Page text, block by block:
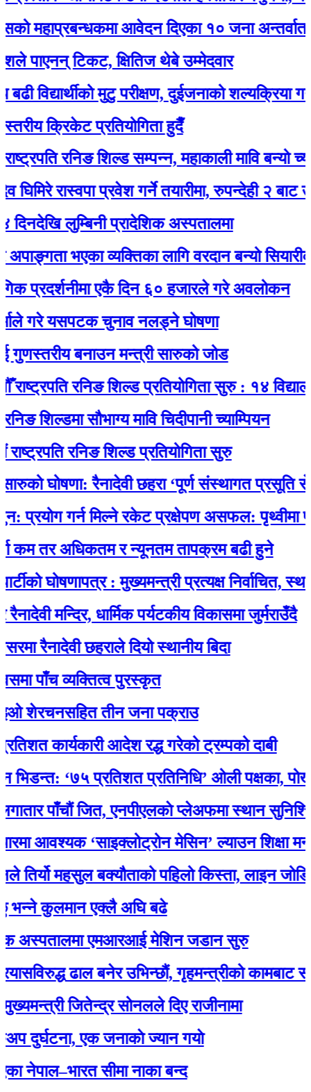
आवेदन दिएका १० जना अन्तर्वार्ताका
टिकट, क्षितिज थेबे उम्मेदवार
मुटु परीक्षण, दुईजनाको शल्यक्रिया गर्नुपर्ने
क्रिकेट प्रतियोगिता हुदैँ
रनिङ शिल्ड सम्पन्न, महाकाली मावि बन्यो च्याम्पियन
रास्वपा प्रवेश गर्ने तयारीमा, रुपन्देही २ बाट
लुम्बिनी प्रादेशिक अस्पतालमा
भएका व्यक्तिका लागि वरदान बन्यो सियारीको
एकै दिन ६० हजारले गरे अवलोकन
यसपटक चुनाव नलड्ने घोषणा
बनाउन मन्त्री सारुको जोड
रनिङ शिल्ड प्रतियोगिता सुरु : १४ विद्यालयकाे
सौभाग्य मावि चिदीपानी च्याम्पियन
रनिङ शिल्ड प्रतियोगिता सुरु
घोषणा: रैनादेवी छहरा ‘पूर्ण संस्थागत प्रसूति
गर्न मिल्ने रकेट प्रक्षेपण असफल: पृथ्वीमा फर्कने
तर अधिकतम र न्यूनतम तापक्रम बढी हुने
घोषणापत्र : मुख्यमन्त्री प्रत्यक्ष निर्वाचित, स्थानीय
धार्मिक पर्यटकीय विकासमा जुर्मराउँदै
छहराले दियो स्थानीय बिदा
व्यक्तित्व पुरस्कृत
तीन जना पक्राउ
आदेश रद्ध गरेको ट्रम्पको दाबी
‘७५ प्रतिशत प्रतिनिधि’ ओली पक्षका,
पाँचौं जित, एनपीएलकाे प्लेअफमा स्थान सुनिश्चित
‘साइक्लोट्रोन मेसिन’ ल्याउन शिक्षा
महसुल बक्यौताको पहिलो किस्ता, लाइन जोडियो
कुलमान एक्लै अघि बढे
एमआरआई मेशिन जडान सुरु
ढाल बनेर उभिन्छौं, गृहमन्त्रीको कामबाट
जितेन्द्र सोनलले दिए राजीनामा
एक जनाकाे ज्यान गयाे
सीमा नाका बन्द